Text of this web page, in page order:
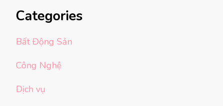
Categories
Bất Động Sản
Công Nghệ
Dịch vụ